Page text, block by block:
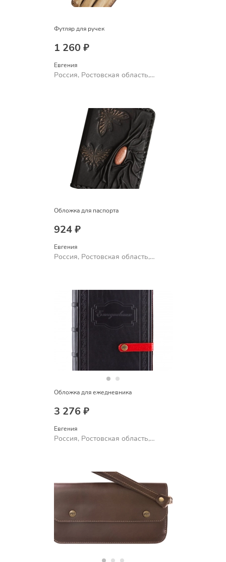
Футляр для ручек
1 260 ₽
Евгения
Россия, Ростовская область,
Обложка для паспорта
924 ₽
Евгения
Россия, Ростовская область,
Обложка для ежедневника
3 276 ₽
Евгения
Россия, Ростовская область,